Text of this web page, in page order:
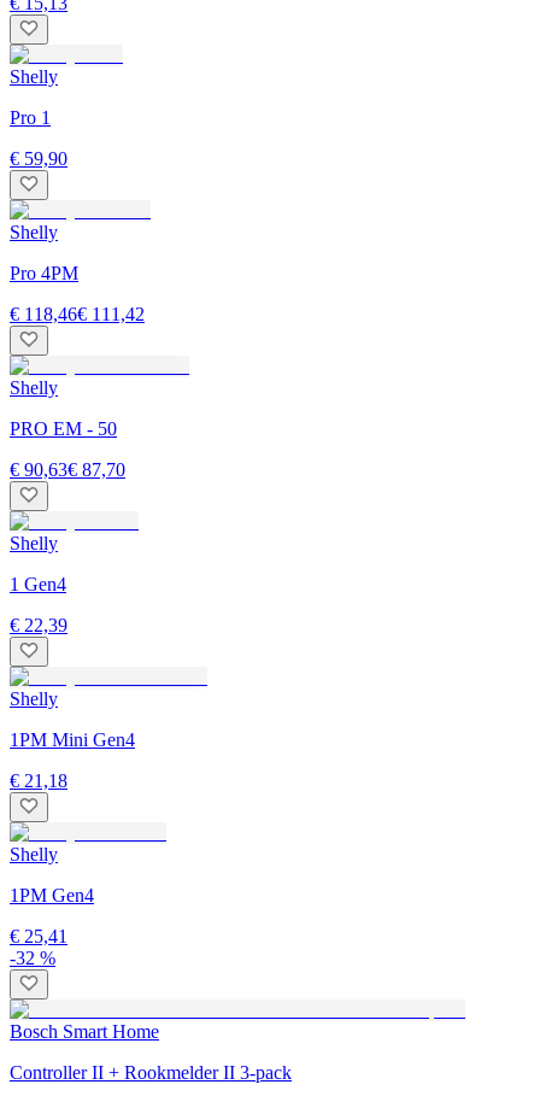
Shelly
Pro 1
€ 59,90
Shelly
Pro 4PM
€ 118,46€ 111,42
Shelly
PRO EM - 50
€ 90,63€ 87,70
Shelly
1 Gen4
€ 22,39
Shelly
1PM Mini Gen4
€ 21,18
Shelly
1PM Gen4
€ 25,41
-32 %
Bosch Smart Home
Controller II + Rookmelder II 3-pack